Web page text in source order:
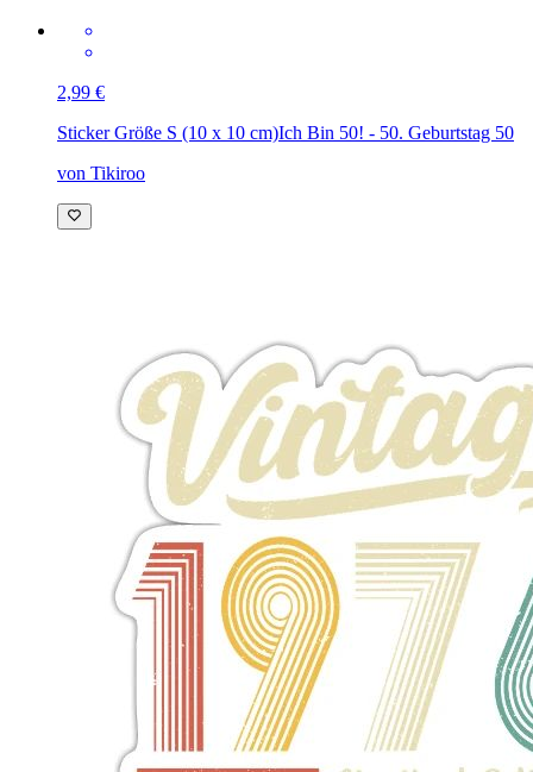
2,99 €
Sticker Größe S (10 x 10 cm)Ich Bin 50! - 50. Geburtstag 50
von Tikiroo